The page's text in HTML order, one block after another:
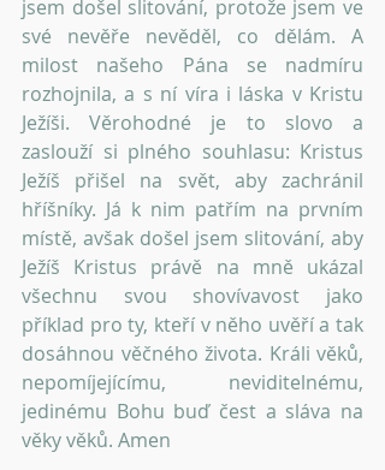
jsem došel slitování, protože jsem ve
své nevěře nevěděl, co dělám. A
milost našeho Pána se nadmíru
rozhojnila, a s ní víra i láska v Kristu
Ježíši. Věrohodné je to slovo a
zaslouží si plného souhlasu: Kristus
Ježíš přišel na svět, aby zachránil
hříšníky. Já k nim patřím na prvním
místě, avšak došel jsem slitování, aby
Ježíš Kristus právě na mně ukázal
všechnu svou shovívavost jako
příklad pro ty, kteří v něho uvěří a tak
dosáhnou věčného života. Králi věků,
nepomíjejícímu, neviditelnému,
jedinému Bohu buď čest a sláva na
věky věků. Amen